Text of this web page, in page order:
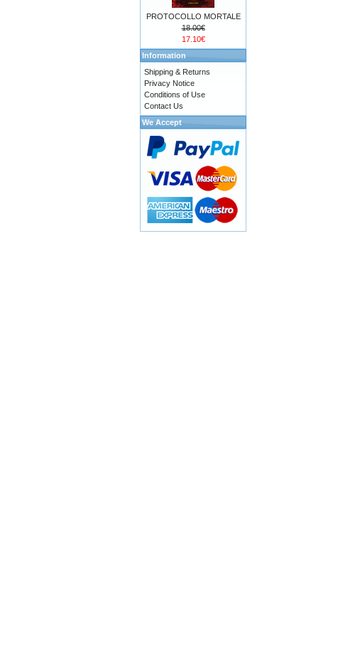
PROTOCOLLO MORTALE
18.00€
17.10€
Information
Shipping & Returns
Privacy Notice
Conditions of Use
Contact Us
We Accept